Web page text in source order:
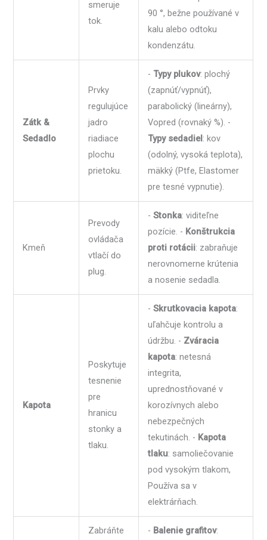
smeruje
tok.
90 °, bežne používané v
kalu alebo odtoku
kondenzátu.
Zátk &
Sedadlo
Prvky
regulujúce
jadro
riadiace
plochu
prietoku.
-Typy plukov: plochý
(zapnúť/vypnúť),
parabolický (lineárny),
Vopred (rovnaký %). -
Typy sedadiel: kov
(odolný, vysoká teplota),
mäkký (Ptfe, Elastomer
pre tesné vypnutie).
Kmeň
Prevody
ovládača
vtlačí do
plug.
-Stonka: viditeľne
pozície. - Konštrukcia
proti rotácii: zabraňuje
nerovnomerne krútenia
a nosenie sedadla.
Kapota
Poskytuje
tesnenie
pre
hranicu
stonky a
tlaku.
-Skrutkovacia kapota:
uľahčuje kontrolu a
údržbu. - Zváracia
kapota: netesná
integrita,
uprednostňované v
korozívnych alebo
nebezpečných
tekutinách. - Kapota
tlaku: samoliečovanie
pod vysokým tlakom,
Používa sa v
elektrárňach.
Zabráňte
- Balenie grafitov: